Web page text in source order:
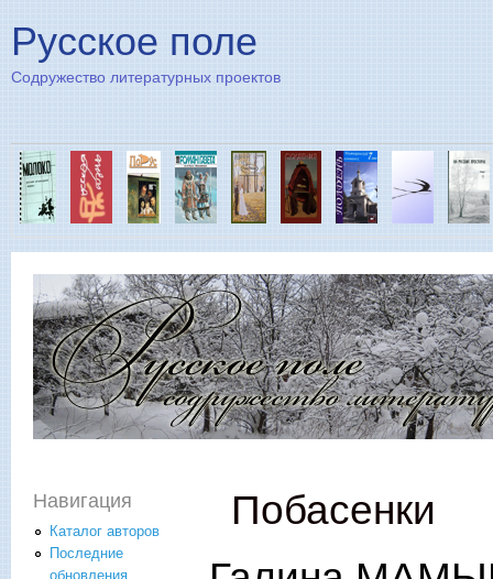
Русское поле
Содружество литературных проектов
Побасенки
Навигация
Каталог авторов
Последние
обновления